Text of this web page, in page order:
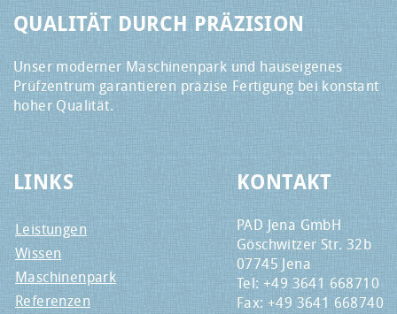
QUALITÄT DURCH PRÄZISION
Unser moderner Maschinenpark und hauseigenes
Prüfzentrum garantieren präzise Fertigung bei konstant
hoher Qualität.
LINKS
Leistungen
Wissen
Maschinenpark
Referenzen
KONTAKT
PAD Jena GmbH
Göschwitzer Str. 32b
07745 Jena
Tel: +49 3641 668710
Fax: +49 3641 668740